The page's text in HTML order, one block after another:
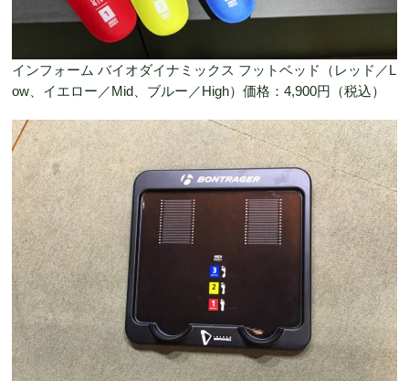
インフォーム バイオダイナミックス フットベッド（レッド／L
ow、イエロー／Mid、ブルー／High）価格：4,900円（税込）